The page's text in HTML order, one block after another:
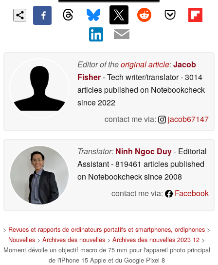
Editor of theoriginal article:Jacob
Fisher- Tech writer/translator- 3014
articles published on Notebookcheck
since 2022
contact me via:
jacob67147
Translator: Ninh Ngoc Duy- Editorial
Assistant- 819461 articles published
on Notebookchecksince 2008
contact me via:
Facebook
> Revues et rapports de ordinateurs portatifs et smartphones, ordiphones >
Nouvelles > Archives des nouvelles > Archives des nouvelles 2023 12 >
Moment dévoile un objectif macro de 75 mm pour l'appareil photo principal
de l'iPhone 15 Apple et du Google Pixel 8